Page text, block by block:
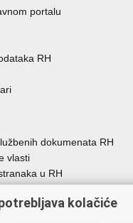
portalu
RH
dokumenata RH
vlasti
u RH
uprave
kolačiće